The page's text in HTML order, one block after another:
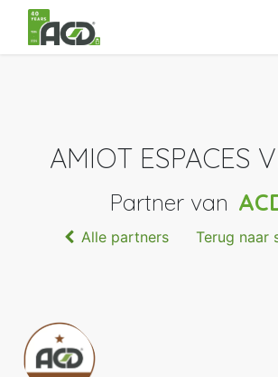
AMIOT ESPACES
Partner van
Alle partners Terug naar